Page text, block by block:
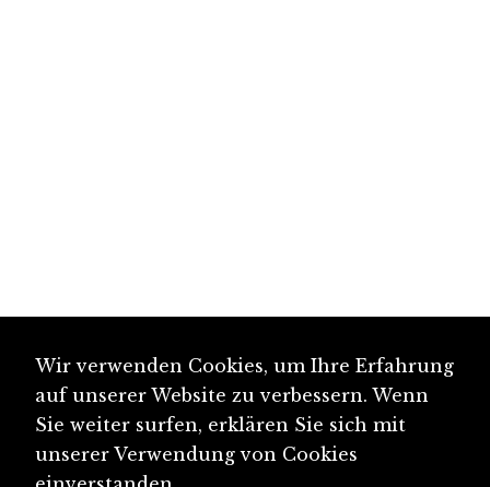
Wir verwenden Cookies, um Ihre Erfahrung
auf unserer Website zu verbessern. Wenn
Sie weiter surfen, erklären Sie sich mit
unserer Verwendung von Cookies